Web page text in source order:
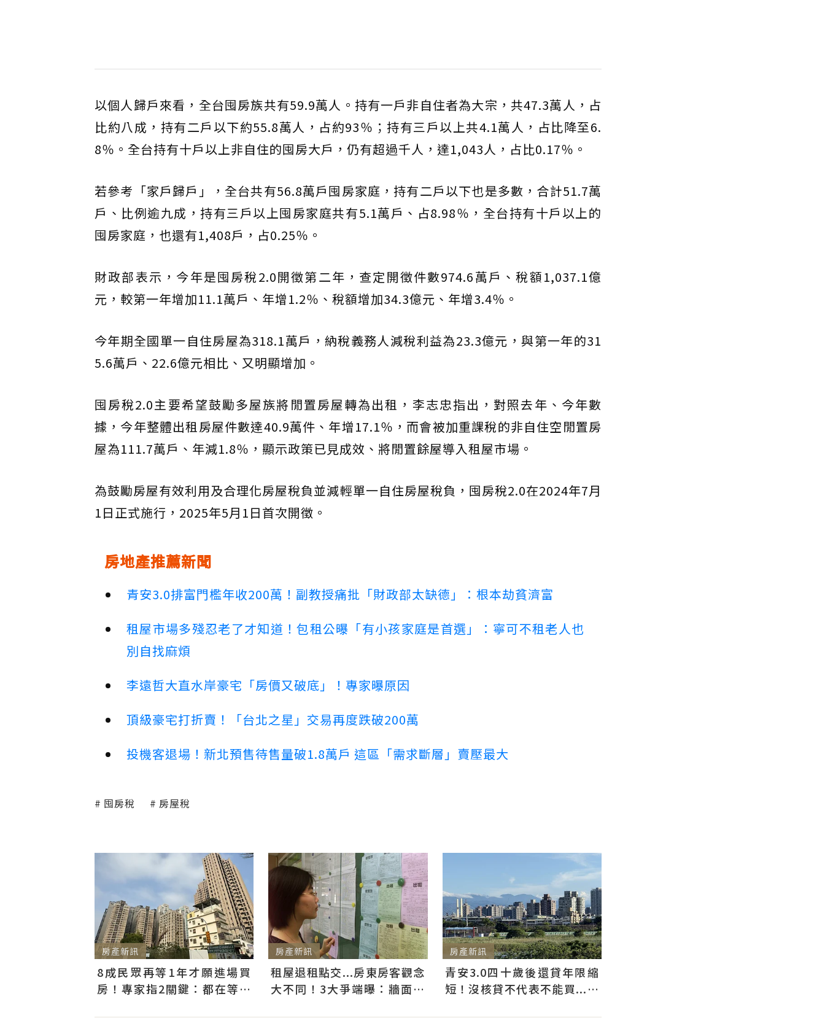
以個人歸戶來看，全台囤房族共有59.9萬人。持有一戶非自住者為大宗，共47.3萬人，占
比約八成，持有二戶以下約55.8萬人，占約93％；持有三戶以上共4.1萬人，占比降至6.
8％。全台持有十戶以上非自住的囤房大戶，仍有超過千人，達1,043人，占比0.17％。
若參考「家戶歸戶」，全台共有56.8萬戶囤房家庭，持有二戶以下也是多數，合計51.7萬
戶、比例逾九成，持有三戶以上囤房家庭共有5.1萬戶、占8.98％，全台持有十戶以上的
囤房家庭，也還有1,408戶，占0.25％。
財政部表示，今年是囤房稅2.0開徵第二年，查定開徵件數974.6萬戶、稅額1,037.1億
元，較第一年增加11.1萬戶、年增1.2％、稅額增加34.3億元、年增3.4％。
今年期全國單一自住房屋為318.1萬戶，納稅義務人減稅利益為23.3億元，與第一年的31
5.6萬戶、22.6億元相比、又明顯增加。
囤房稅2.0主要希望鼓勵多屋族將閒置房屋轉為出租，李志忠指出，對照去年、今年數
據，今年整體出租房屋件數達40.9萬件、年增17.1％，而會被加重課稅的非自住空閒置房
屋為111.7萬戶、年減1.8％，顯示政策已見成效、將閒置餘屋導入租屋市場。
為鼓勵房屋有效利用及合理化房屋稅負並減輕單一自住房屋稅負，囤房稅2.0在2024年7月
1日正式施行，2025年5月1日首次開徵。
房地產推薦新聞
青安3.0排富門檻年收200萬！副教授痛批「財政部太缺德」：根本劫貧濟富
租屋市場多殘忍老了才知道！包租公曝「有小孩家庭是首選」：寧可不租老人也
別自找麻煩
李遠哲大直水岸豪宅「房價又破底」！專家曝原因
頂級豪宅打折賣！「台北之星」交易再度跌破200萬
投機客退場！新北預售待售量破1.8萬戶 這區「需求斷層」賣壓最大
囤房稅 房屋稅
房產新訊
8成民眾再等1年才願進場買
房！專家指2關鍵：都在等大
房產新訊
租屋退租點交...房東房客觀念
大不同！3大爭端曝：牆面油
房產新訊
青安3.0四十歲後還貸年限縮
短！沒核貸不代表不能買...條